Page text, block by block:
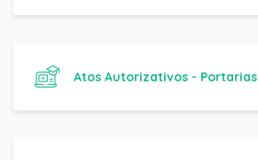
Atos Autorizativos - Portarias